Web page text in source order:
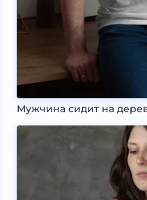
Мужчина сидит на